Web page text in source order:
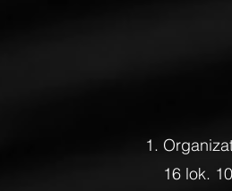
16 lok.